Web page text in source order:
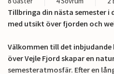
Tillbringa din nästa semester i
med utsikt över fjorden och
Välkommen till det
över Vejle Fjord skapar en
semesteratmosfär. Efter en